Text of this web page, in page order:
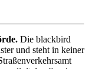
Die blackbird
und steht in keiner